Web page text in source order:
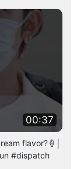
00:37
flavor?🍦│
#dispatch